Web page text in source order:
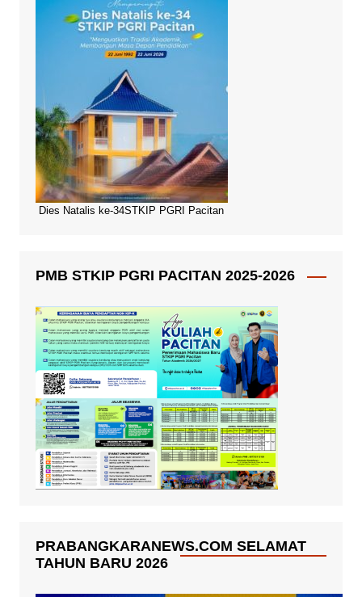
Dies Natalis ke-34STKIP PGRI Pacitan
PMB STKIP PGRI PACITAN 2025-2026
PRABANGKARANEWS.COM SELAMAT
TAHUN BARU 2026